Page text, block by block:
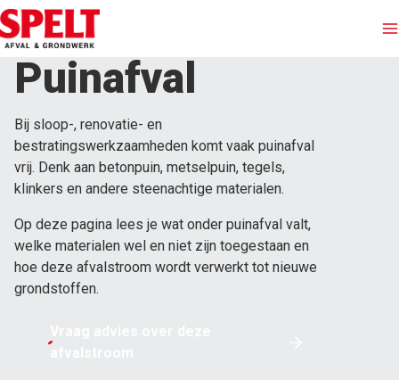
Afvalinzameling
Containers huren
Afvalstromen
Branches
Grondwerken
Over Spelt
Puinafval
Bij sloop-, renovatie- en
bestratingswerkzaamheden komt vaak puinafval
vrij. Denk aan betonpuin, metselpuin, tegels,
klinkers en andere steenachtige materialen.
Op deze pagina lees je wat onder puinafval valt,
welke materialen wel en niet zijn toegestaan en
hoe deze afvalstroom wordt verwerkt tot nieuwe
grondstoffen.